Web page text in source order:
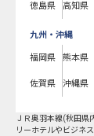
徳島県 高知県
九州・沖縄
福岡県 熊本県
佐賀県 沖縄県
ＪＲ奥羽本線(秋田県
リーホテルやビジネ